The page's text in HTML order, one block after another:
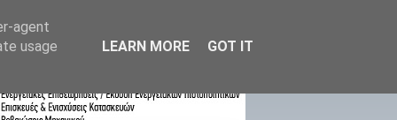
agent
usage
LEARN MORE GOT IT